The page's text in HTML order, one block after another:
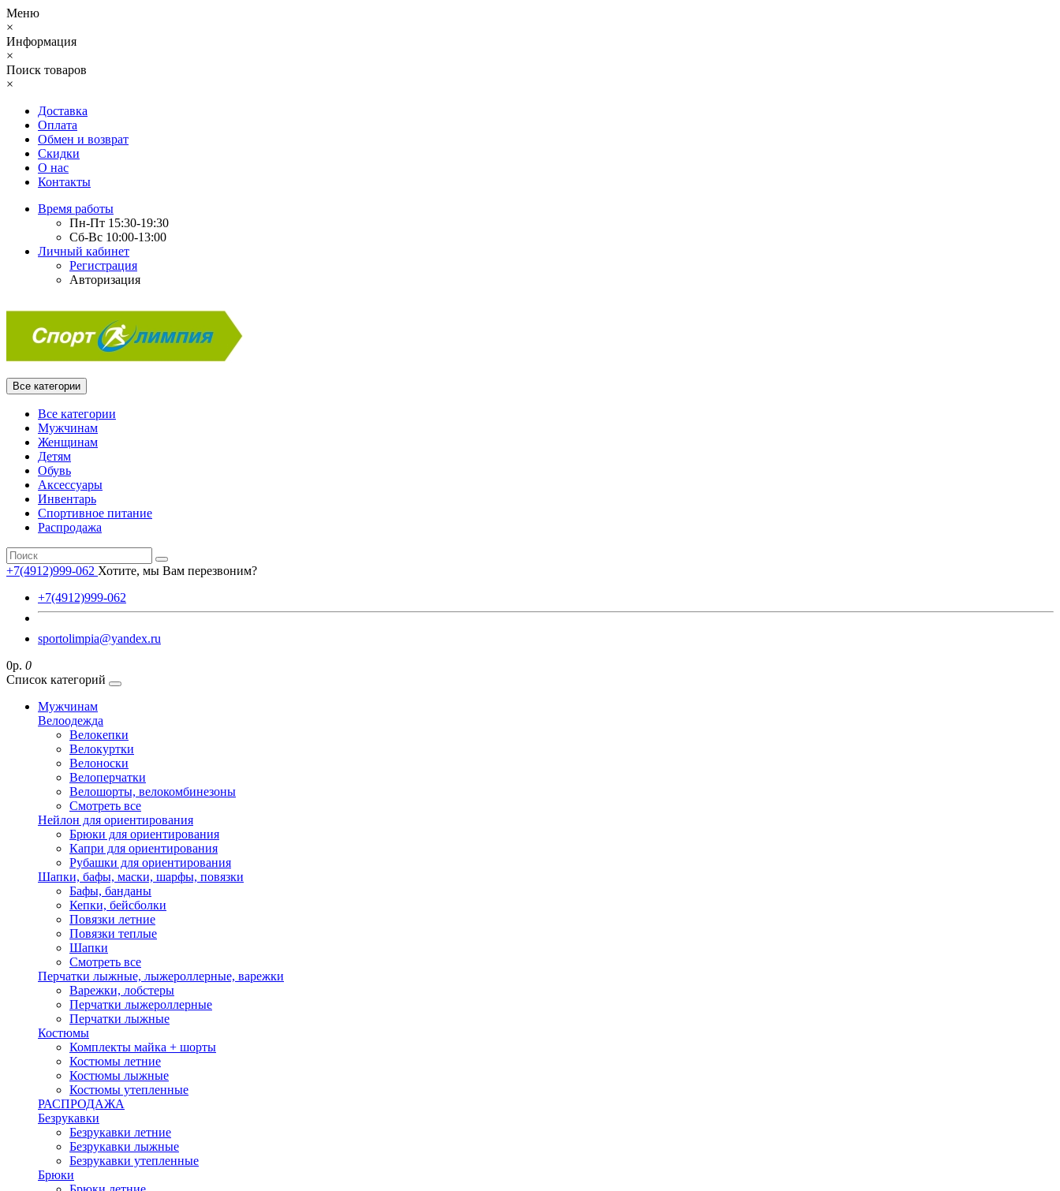
Меню
×
Информация
×
Поиск товаров
×
Доставка
Оплата
Обмен и возврат
Скидки
О нас
Контакты
Время работы
Пн-Пт 15:30-19:30
Сб-Вс 10:00-13:00
Личный кабинет
Регистрация
Авторизация
Все категории
Все категории
Мужчинам
Женщинам
Детям
Обувь
Аксессуары
Инвентарь
Спортивное питание
Распродажа
+7(4912)999-062 Хотите, мы Вам перезвоним?
+7(4912)999-062
sportolimpia@yandex.ru
0р. 0
Список категорий
Мужчинам
Велоодежда
Велокепки
Велокуртки
Велоноски
Велоперчатки
Велошорты, велокомбинезоны
Смотреть все
Нейлон для ориентирования
Брюки для ориентирования
Капри для ориентирования
Рубашки для ориентирования
Шапки, бафы, маски, шарфы, повязки
Бафы, банданы
Кепки, бейсболки
Повязки летние
Повязки теплые
Шапки
Смотреть все
Перчатки лыжные, лыжероллерные, варежки
Варежки, лобстеры
Перчатки лыжероллерные
Перчатки лыжные
Костюмы
Комплекты майка + шорты
Костюмы летние
Костюмы лыжные
Костюмы утепленные
РАСПРОДАЖА
Безрукавки
Безрукавки летние
Безрукавки лыжные
Безрукавки утепленные
Брюки